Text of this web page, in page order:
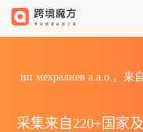
ип мехралиев а.а.о.，
采集来自220+国家